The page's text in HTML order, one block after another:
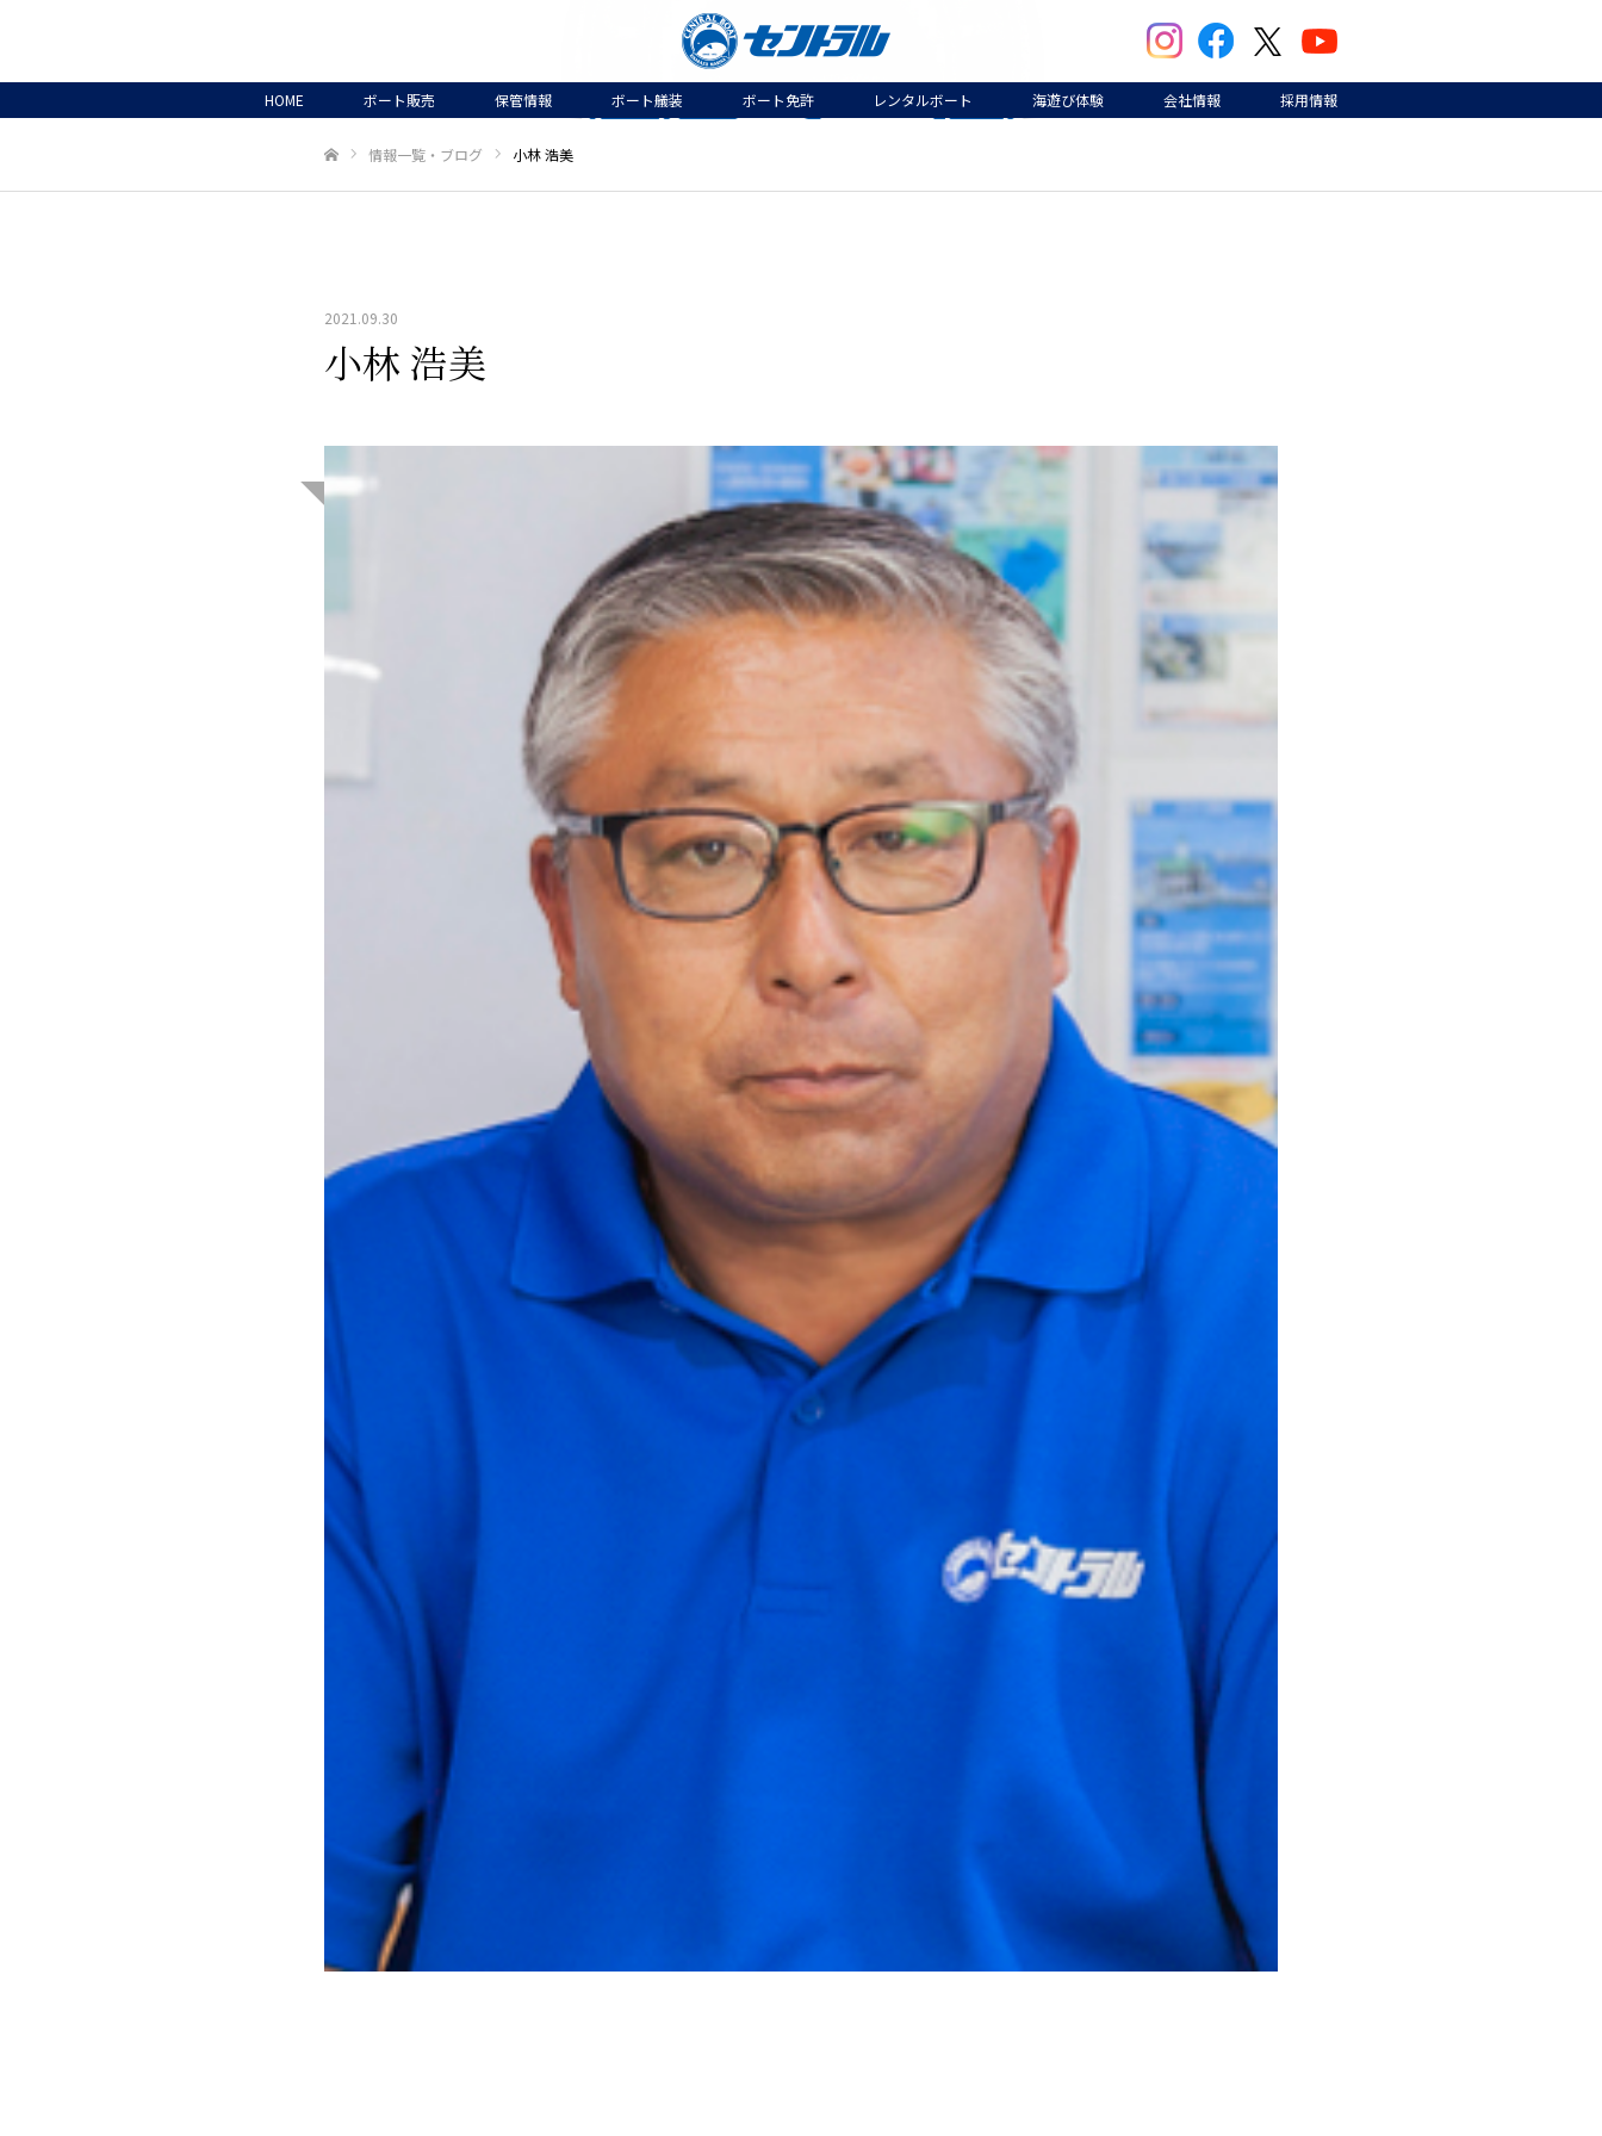
HOME ボート販売 保管情報 ボート艤装 ボート免許 レンタルボート 海遊び体験 会社情報 採用情報
情報一覧・ブログ 小林 浩美
2021.09.30
小林 浩美